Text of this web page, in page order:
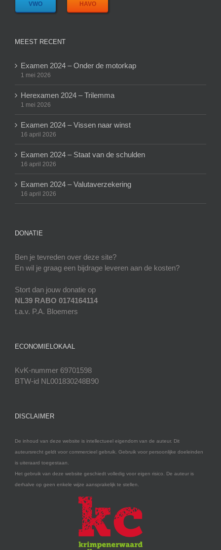
VWO HAVO
MEEST RECENT
Examen 2024 – Onder de motorkap
1 mei 2026
Herexamen 2024 – Trilemma
1 mei 2026
Examen 2024 – Vissen naar winst
16 april 2026
Examen 2024 – Staat van de schulden
16 april 2026
Examen 2024 – Valutaverzekering
16 april 2026
DONATIE
Ben je tevreden over deze site?
En wil je graag een bijdrage leveren aan de kosten?
Stort dan jouw donatie op
NL39 RABO 0174164114
t.a.v. P.A. Bloemers
ECONOMIELOKAAL
KvK-nummer 69701598
BTW-id NL001830248B90
DISCLAIMER
De inhoud van deze website is intellectueel eigendom van de auteur. Dit
auteursrecht geldt voor commercieel gebruik. Gebruik voor persoonlijke doeleinden
is uiteraard toegestaan.
Het gebruik van deze website geschiedt volledig voor eigen risico. De auteur is
derhalve op geen enkele wijze aansprakelijk te stellen.